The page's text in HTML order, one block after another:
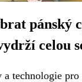
pánský
celou
a technologie